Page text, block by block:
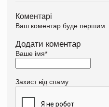
Коментарі
Ваш коментар буде першим.
Додати коментар
Ваше імя*
Захист від спаму